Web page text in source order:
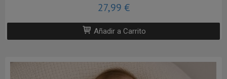
27,99 €
Añadir a Carrito